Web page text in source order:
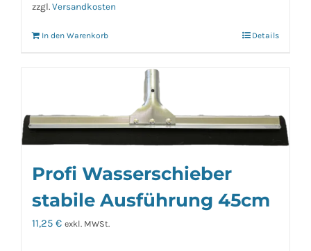
zzgl. Versandkosten
In den Warenkorb Details
Profi Wasserschieber
stabile Ausführung 45cm
11,25 € exkl. MWSt.